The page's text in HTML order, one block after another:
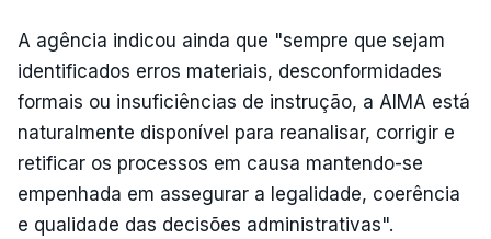
A agência indicou ainda que "sempre que sejam
identificados erros materiais, desconformidades
formais ou insuficiências de instrução, a AIMA está
naturalmente disponível para reanalisar, corrigir e
retificar os processos em causa mantendo-se
empenhada em assegurar a legalidade, coerência
e qualidade das decisões administrativas".